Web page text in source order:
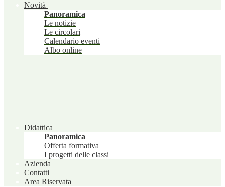
Novità
Panoramica
Le notizie
Le circolari
Calendario eventi
Albo online
Didattica
Panoramica
Offerta formativa
I progetti delle classi
Azienda
Contatti
Area Riservata